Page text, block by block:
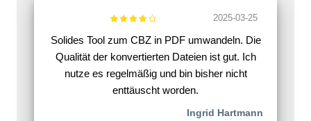
2025-03-25
Solides Tool zum CBZ in PDF umwandeln. Die
Qualität der konvertierten Dateien ist gut. Ich
nutze es regelmäßig und bin bisher nicht
enttäuscht worden.
Ingrid Hartmann